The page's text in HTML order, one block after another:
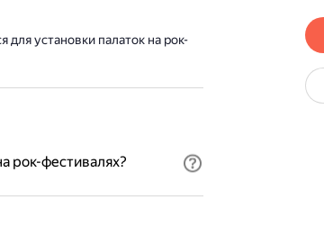
для установки палаток на рок-
рок-фестивалях?